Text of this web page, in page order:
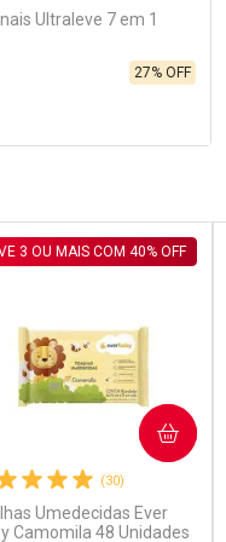
Ultraleve 7 em 1
27% OFF
AOS FAVORITOS
(30)
Umedecidas Ever
Camomila 48 Unidades
3 OU MAIS COM 40% OFF
COMPRAR